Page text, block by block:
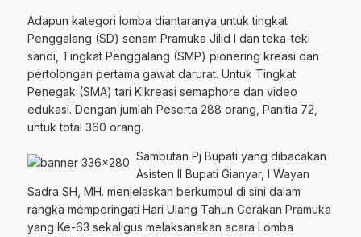
Adapun kategori lomba diantaranya untuk tingkat
Penggalang (SD) senam Pramuka Jilid I dan teka-teki
sandi, Tingkat Penggalang (SMP) pionering kreasi dan
pertolongan pertama gawat darurat. Untuk Tingkat
Penegak (SMA) tari Klkreasi semaphore dan video
edukasi. Dengan jumlah Peserta 288 orang, Panitia 72,
untuk total 360 orang.
Sambutan Pj Bupati yang dibacakan
Asisten II Bupati Gianyar, I Wayan
Sadra SH, MH. menjelaskan berkumpul di sini dalam
rangka memperingati Hari Ulang Tahun Gerakan Pramuka
yang Ke-63 sekaligus melaksanakan acara Lomba